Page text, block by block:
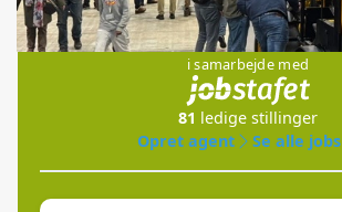
Jobs
i samarbejde med
81 ledige stillinger
Opret agent
Se alle jobs